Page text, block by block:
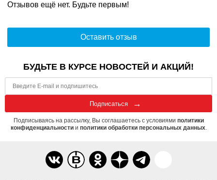
Отзывов ещё нет. Будьте первым!
Оставить отзыв
БУДЬТЕ В КУРСЕ НОВОСТЕЙ И АКЦИЙ!
Подписаться
Подписываясь на рассылку, Вы соглашаетесь с условиями политики
конфиденциальностии политики обработки персональных данных.